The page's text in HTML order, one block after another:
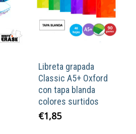
Libreta grapada
Classic A5+ Oxford
con tapa blanda
colores surtidos
€1,85